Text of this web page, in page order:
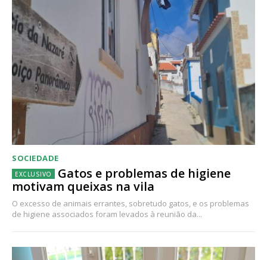
SOCIEDADE
Gatos e problemas de higiene
motivam queixas na vila
O excesso de animais errantes, sobretudo gatos, e os problemas
de higiene associados foram levados à reunião da...